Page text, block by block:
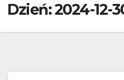
Dzień:2024-12-